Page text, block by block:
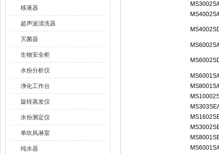
移液器
超声波清洗器
灭菌器
生物安全柜
水份分析仪
净化工作台
旋转蒸发仪
水份测定仪
单吹风淋室
纯水器